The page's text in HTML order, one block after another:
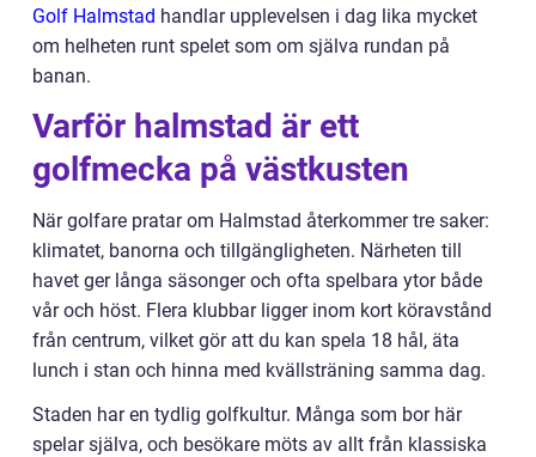
Golf Halmstad handlar upplevelsen i dag lika mycket
om helheten runt spelet som om själva rundan på
banan.
Varför halmstad är ett
golfmecka på västkusten
När golfare pratar om Halmstad återkommer tre saker:
klimatet, banorna och tillgängligheten. Närheten till
havet ger långa säsonger och ofta spelbara ytor både
vår och höst. Flera klubbar ligger inom kort köravstånd
från centrum, vilket gör att du kan spela 18 hål, äta
lunch i stan och hinna med kvällsträning samma dag.
Staden har en tydlig golfkultur. Många som bor här
spelar själva, och besökare möts av allt från klassiska